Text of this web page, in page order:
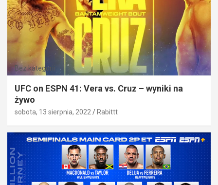
Bez kategorii
UFC on ESPN 41: Vera vs. Cruz – wyniki na
żywo
sobota, 13 sierpnia, 2022 Rabittt